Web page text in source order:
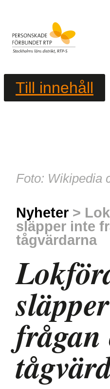
Till innehåll
Foto: Wikipedia
Nyheter >
släpper inte
tågvärdarna
frågan